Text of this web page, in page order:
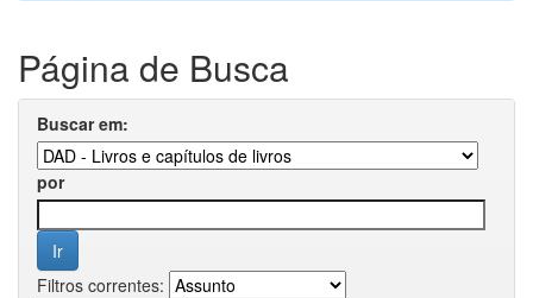
Página de Busca
Buscar em:
por
Filtros correntes: